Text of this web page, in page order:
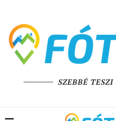
SZEBBÉ